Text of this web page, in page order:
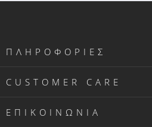
ΠΛΗΡΟΦΟΡΙΕΣ
CUSTOMER CARE
ΕΠΙΚΟΙΝΩΝΙΑ